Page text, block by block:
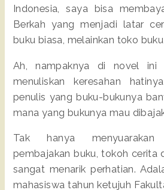
Indonesia, saya bisa
Berkah yang menjadi latar
buku biasa, melainkan toko
Ah, nampaknya di novel ini
menuliskan keresahan
penulis yang buku-bukunya
mana yang bukunya mau
Tak hanya
pembajakan buku, tokoh cerita
sangat menarik perhatian.
mahasiswa tahun ketujuh